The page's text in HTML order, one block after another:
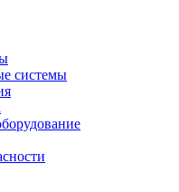
системы